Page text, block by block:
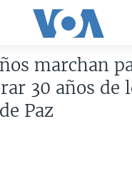
2024
marchan
30 años de
Paz